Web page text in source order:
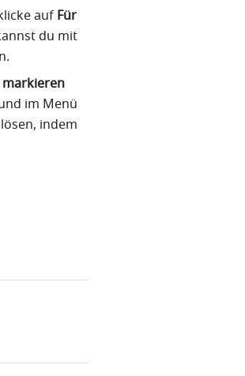
auf Für
du mit
im Menü
indem